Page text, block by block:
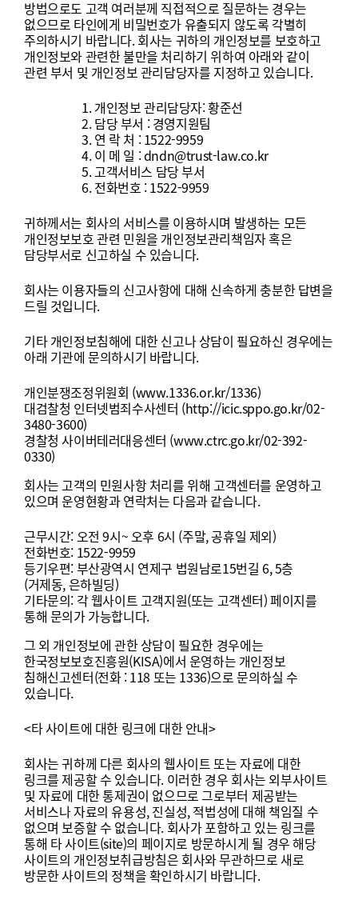
방법으로도 고객 여러분께 직접적으로 질문하는 경우는
없으므로 타인에게 비밀번호가유출되지 않도록 각별히
주의하시기 바랍니다.회사는 귀하의 개인정보를 보호하고
개인정보와관련한불만을 처리하기 위하여 아래와같이
관련 부서 및 개인정보관리담당자를 지정하고 있습니다.
개인정보관리담당자:황준선
담당부서 :경영지원팀
연 락처 : 1522-9959
이 메 일 : dndn@trust-law.co.kr
고객서비스 담당부서
전화번호 : 1522-9959
귀하께서는 회사의 서비스를 이용하시며 발생하는 모든
개인정보보호관련 민원을 개인정보관리책임자혹은
담당부서로 신고하실 수 있습니다.
회사는 이용자들의 신고사항에 대해 신속하게 충분한 답변을
드릴 것입니다.
기타개인정보침해에 대한 신고나상담이 필요하신 경우에는
아래 기관에 문의하시기 바랍니다.
개인분쟁조정위원회 (www.1336.or.kr/1336)
대검찰청 인터넷범죄수사센터 (http://icic.sppo.go.kr/02-
3480-3600)
경찰청 사이버테러대응센터 (www.ctrc.go.kr/02-392-
0330)
회사는고객의 민원사항 처리를위해 고객센터를 운영하고
있으며 운영현황과연락처는 다음과같습니다.
근무시간:오전 9시~오후 6시 (주말,공휴일 제외)
전화번호: 1522-9959
등기우편:부산광역시 연제구 법원남로15번길 6, 5층
(거제동,은하빌딩)
기타문의: 각웹사이트고객지원(또는 고객센터)페이지를
통해 문의가가능합니다.
그 외 개인정보에 관한 상담이 필요한 경우에는
한국정보보호진흥원(KISA)에서 운영하는 개인정보
침해신고센터(전화: 118 또는 1336)으로문의하실 수
있습니다.
<타사이트에 대한 링크에 대한 안내>
회사는귀하께 다른 회사의 웹사이트또는자료에 대한
링크를제공할수 있습니다. 이러한 경우 회사는 외부사이트
및 자료에 대한통제권이 없으므로그로부터 제공받는
서비스나자료의 유용성,진실성,적법성에 대해 책임질 수
없으며 보증할수 없습니다. 회사가포함하고 있는 링크를
통해 타사이트(site)의 페이지로 방문하시게 될 경우해당
사이트의 개인정보취급방침은 회사와무관하므로새로
방문한사이트의 정책을확인하시기 바랍니다.